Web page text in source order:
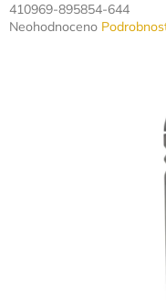
410969-895854-644
Průměrné
Neohodnoceno